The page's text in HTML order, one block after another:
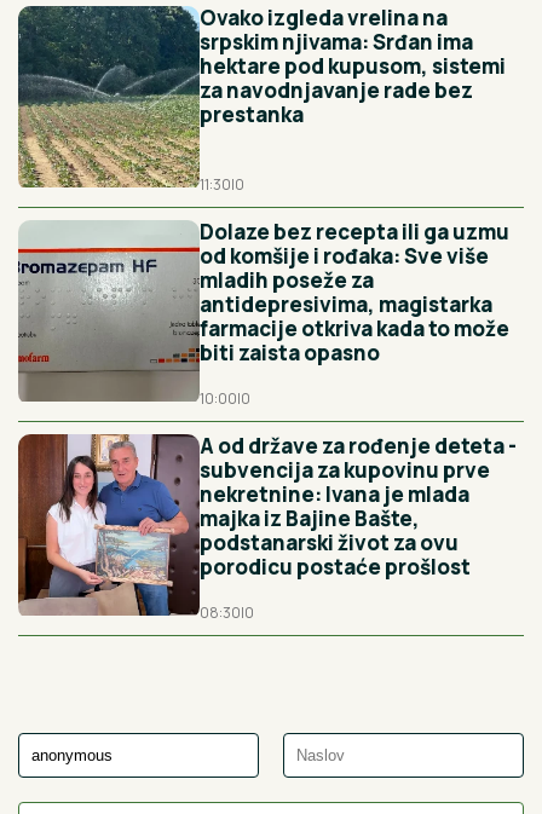
Ovako izgleda vrelina na
srpskim njivama: Srđan ima
hektare pod kupusom, sistemi
za navodnjavanje rade bez
prestanka
11:30|0
Dolaze bez recepta ili ga uzmu
od komšije i rođaka: Sve više
mladih poseže za
antidepresivima, magistarka
farmacije otkriva kada to može
biti zaista opasno
10:00|0
A od države za rođenje deteta -
subvencija za kupovinu prve
nekretnine: Ivana je mlada
majka iz Bajine Bašte,
podstanarski život za ovu
porodicu postaće prošlost
08:30|0